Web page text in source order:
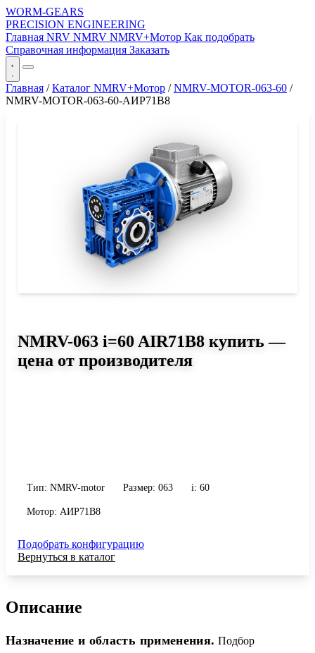
WORM-GEARS
PRECISION ENGINEERING
Главная NRV NMRV NMRV+Мотор Как подобрать
Справочная информация Заказать
Главная / Каталог NMRV+Мотор / NMRV-MOTOR-063-60 /
NMRV-MOTOR-063-60-АИР71B8
NMRV-063 i=60 AIR71B8 купить —
цена от производителя
Тип: NMRV-motor Размер: 063 i: 60
Мотор: АИР71B8
Подобрать конфигурацию
Вернуться в каталог
Описание
Назначение и область применения. Подбор